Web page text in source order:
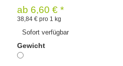
ab 6,60 € *
38,84 € pro 1 kg
Sofort verfügbar
Gewicht